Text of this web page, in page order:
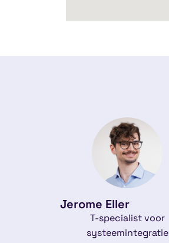
Jerome Eller
T-specialist voor
systeemintegratie